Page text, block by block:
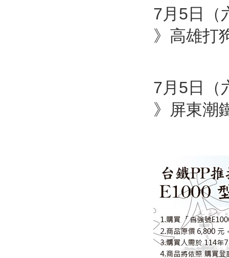
7月5日（
》高雄打
7月5日（
》屏東潮